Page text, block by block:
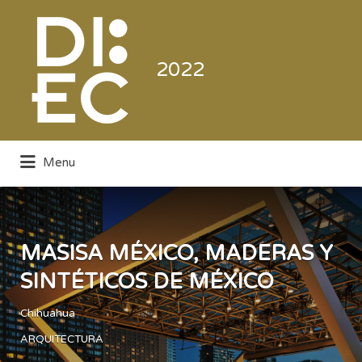
2022
Electrónica de Consumo y Comercial
Buscar
Menu
MASISA MÉXICO, MADERAS Y
SINTÉTICOS DE MÉXICO
Chihuahua
ARQUITECTURA